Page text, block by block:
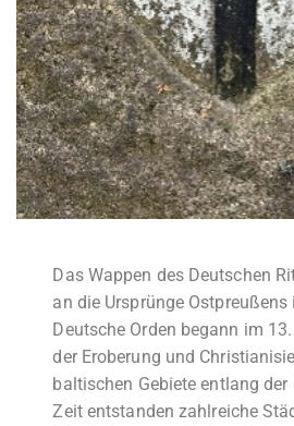
Das Wappen des Deutschen
an die Ursprünge
Deutsche Orden begann im
der Eroberung und
baltischen Gebiete entlang der
Zeit entstanden zahlreiche